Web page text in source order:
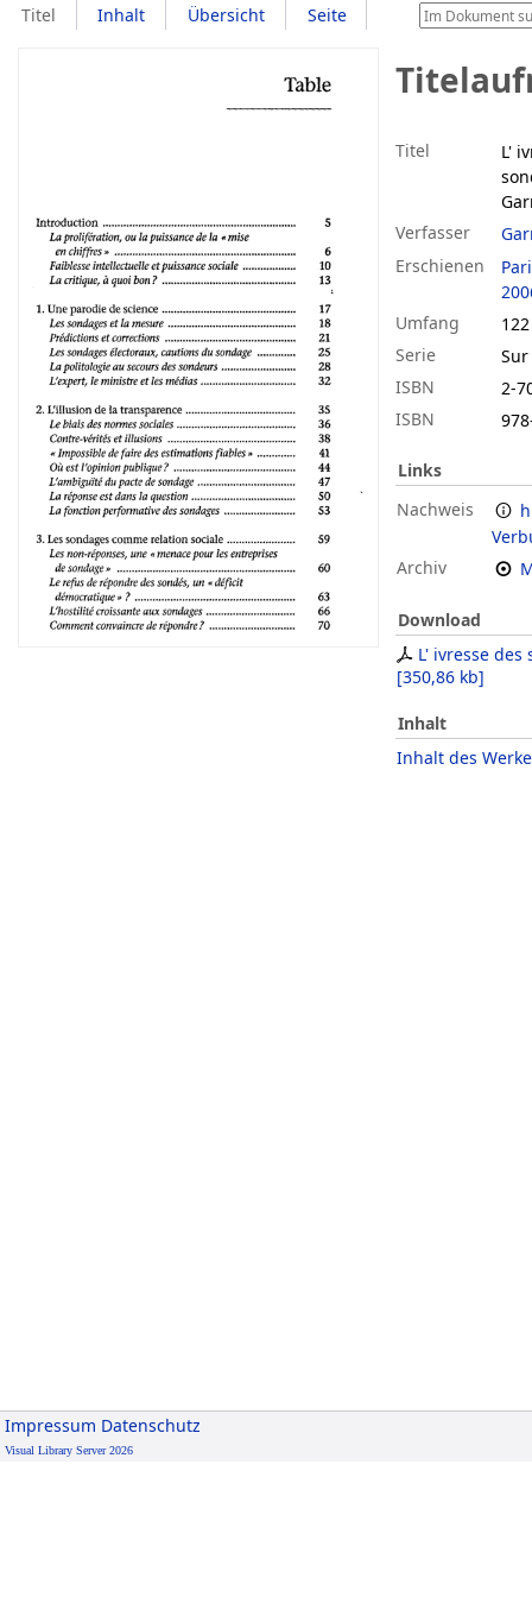
Titel Inhalt Übersicht Seite
Titel
L'
Verfasser
Erschienen
Umfang
Serie
ISBN
2-
ISBN
Links
Nachweis
Archiv
Download
L' ivresse des
[350,86 kb]
Inhalt
Inhalt des
Impressum Datenschutz
Visual Library Server 2026